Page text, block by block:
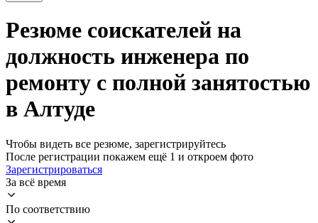
Резюме соискателей на
должность инженера по
ремонту с полной занятостью
в Алтуде
Чтобы видеть все резюме, зарегистрируйтесь
После регистрации покажем ещё 1 и откроем фото
Зарегистрироваться
За всё время
По соответствию